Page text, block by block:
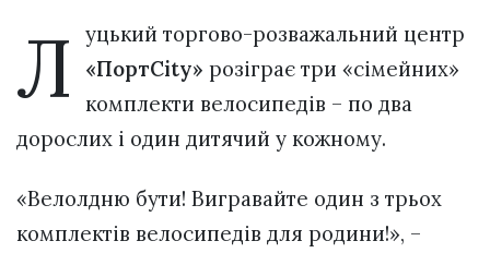
Політика конфіденційності
Л
уцький торгово-розважальний центр
«ПортCity» розіграє три «сімейних»
комплекти велосипедів – по два
дорослих і один дитячий у кожному.
«Велолдню бути! Вигравайте один з трьох
комплектів велосипедів для родини!», –